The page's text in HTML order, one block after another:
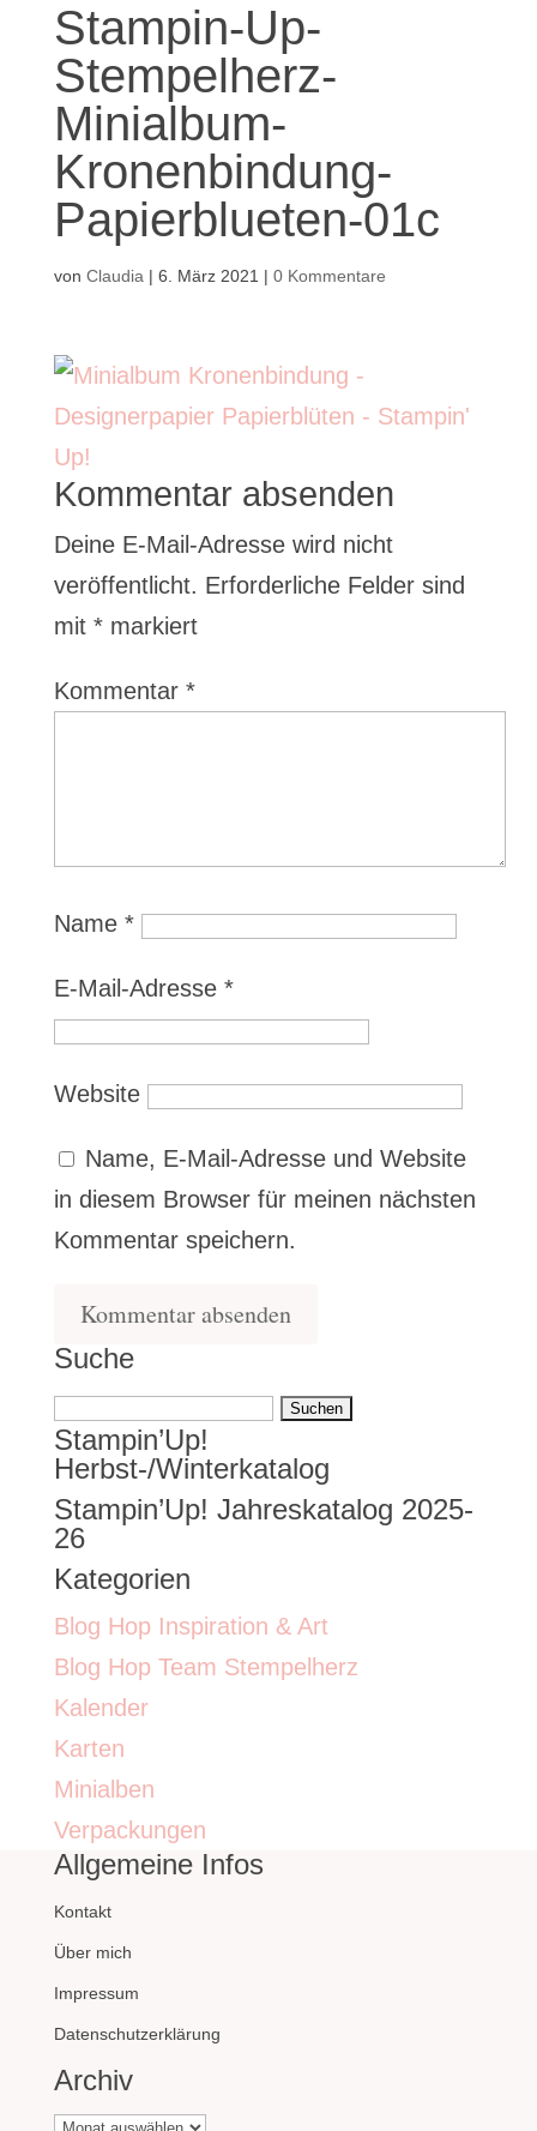
Stampin-Up-
Stempelherz-
Minialbum-
Kronenbindung-
Papierblueten-01c
von Claudia | 6. März 2021 | 0 Kommentare
Kommentar absenden
Deine E-Mail-Adresse wird nicht
veröffentlicht. Erforderliche Felder sind
mit *markiert
Kommentar *
Name *
E-Mail-Adresse *
Website
Name, E-Mail-Adresse und Website
in diesem Browser für meinen nächsten
Kommentar speichern.
Suche
Suchen
nach:
Stampin’Up!
Herbst-/Winterkatalog
Stampin’Up! Jahreskatalog 2025-
26
Kategorien
Blog Hop Inspiration & Art
Blog Hop Team Stempelherz
Kalender
Karten
Minialben
Verpackungen
Allgemeine Infos
Kontakt
Über mich
Impressum
Datenschutzerklärung
Archiv
Archiv